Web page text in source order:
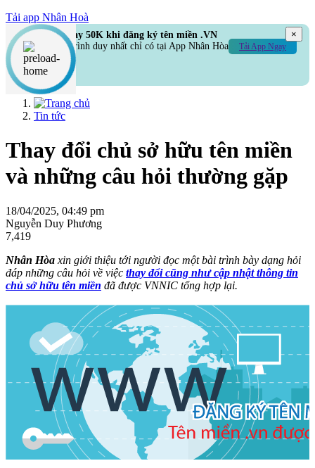
Tải app Nhân Hoà
Hoàn ngay 50K khi đăng ký tên miền .VN
Chương trình duy nhất chỉ có tại App Nhân Hòa
Tải App Ngay
×
Tin tức
Thay đổi chủ sở hữu tên miền
và những câu hỏi thường gặp
18/04/2025, 04:49 pm
Nguyễn Duy Phương
7,419
Nhân Hòa xin giới thiệu tới người đọc một bài trình bày dạng hỏi
đáp những câu hỏi về việc thay đổi cũng như cập nhật thông tin
chủ sở hữu tên miền đã được VNNIC tổng hợp lại.